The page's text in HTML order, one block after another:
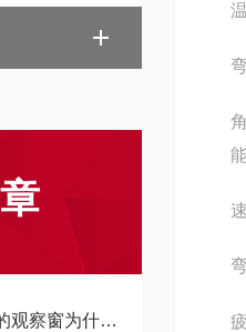
常镀有ITO导电膜？